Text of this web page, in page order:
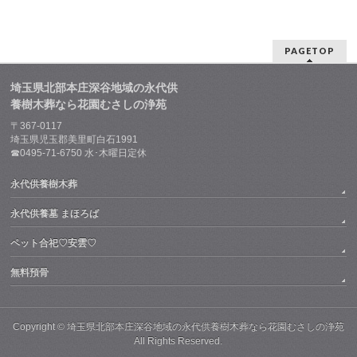
PAGETOP
埼玉県北部本庄深谷地域の永代供
養樹木葬なら花園むさしの浄苑
〒367-0117
埼玉県児玉郡美里町白石1991
☎0495-71-6750 水･木曜日定休
永代供養樹木葬
永代供養墓 まほろば
ペット合祀♡安雲♡
無料預骨
Copyright © 埼玉県北部本庄深谷地域の永代供養樹木葬なら花園むさしの浄苑
All Rights Reserved.